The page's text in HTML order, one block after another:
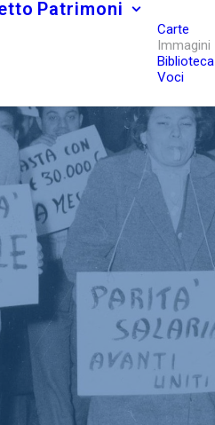
Patrimoni
Carte
Immagini
Biblioteca
Voci